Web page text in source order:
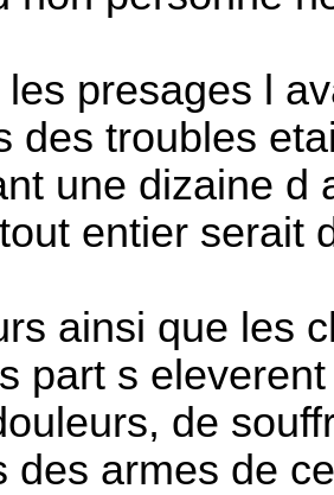
presages l
des troubles
une dizaine d
entier serait
ainsi que les
part s
de
des armes de